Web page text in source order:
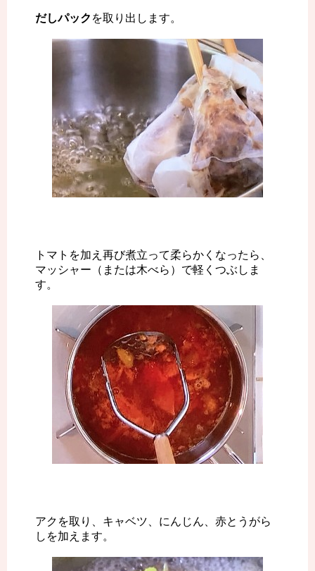
だしパック を取り出します。
トマトを加え再び煮立って柔らかくなったら、
マッシャー（または木べら）で軽くつぶしま
す。
アクを取り、キャベツ、にんじん、赤とうがら
しを加えます。